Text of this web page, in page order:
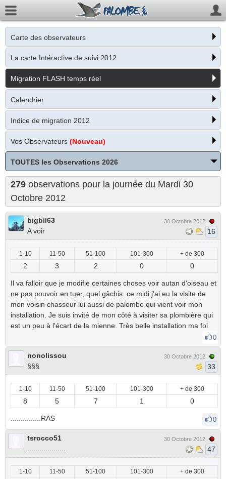
Carte des observateurs
La carte Intéractive de suivi 2012
Migration FLASH temps réel
Calendrier
Indice de migration 2012
Vos Observateurs (Nouveau)
TOUTES les Observations 2026
279 observations pour la journée du Mardi 30
Octobre 2012
bigbil63
A voir
30 Octobre 2012
16
1-10 11-50 51-100 101-300 + de 300
2 3 2 0 0
Il va falloir que je modifie certaines choses voir autan d'oiseau et
ne pas pouvoir en tuer, quel gâchis. ce midi j'ai eu la visite de
mon voisin chasseur lui aussi de palombe qui vient voir mon
installation. Je suis invité de mon côté à visiter sa plombière qui
est un peu à l'écart de la mienne. Très belle installation ma foi
0
nonolissou
§§§
30 Octobre 2012
33
1-10 11-50 51-100 101-300 + de 300
8 5 7 1 0
...............RAS 0
tsrocco51
30 Octobre 2012
47
1-10 11-50 51-100 101-300 + de 300